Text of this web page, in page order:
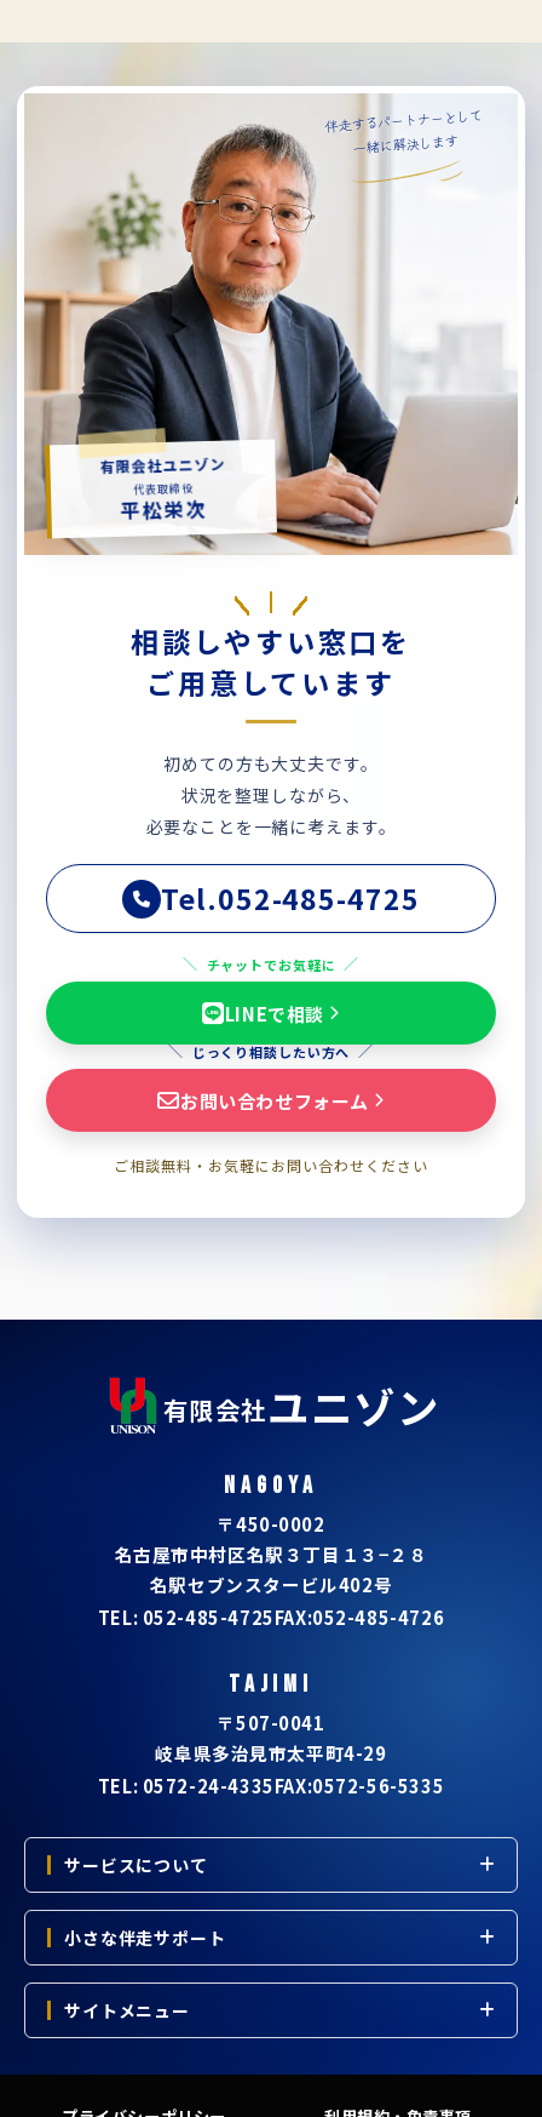
伴走するパートナーとして
一緒に解決します
有限会社ユニゾン
代表取締役
平松栄次
相談しやすい窓口を
ご用意しています
初めての方も大丈夫です。
状況を整理しながら、
必要なことを一緒に考えます。
Tel.052-485-4725
チャットでお気軽に
LINEで相談
じっくり相談したい方へ
お問い合わせフォーム
ご相談無料・お気軽にお問い合わせください
有限会社ユニゾン
NAGOYA
〒450-0002
名古屋市中村区名駅３丁目１３−２８
名駅セブンスタービル402号
TEL: 052-485-4725FAX:052-485-4726
TAJIMI
〒507-0041
岐阜県多治見市太平町4-29
TEL: 0572-24-4335FAX:0572-56-5335
サービスについて
ホームページ制作
動画制作
紙・看板デザイン
小さな伴走サポート
サイトメニュー
ホーム